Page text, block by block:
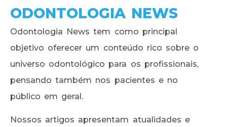
ODONTOLOGIA NEWS
Odontologia News tem como principal
objetivo oferecer um conteúdo rico sobre o
universo odontológico para os profissionais,
pensando também nos pacientes e no
público em geral.
Nossos artigos apresentam atualidades e